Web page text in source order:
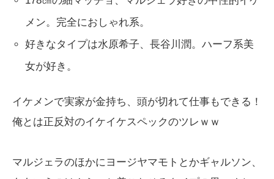
メン。完全におしゃれ系。
好きなタイプは水原希子、長谷川潤。ハーフ系美
女が好き。
イケメンで実家が金持ち、頭が切れて仕事もできる！
俺とは正反対のイケイケスペックのツレｗｗ
マルジェラのほかにヨージヤマモトとかギャルソン、